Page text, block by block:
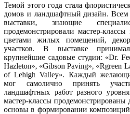
Темой этого года стала
домов и ландшафтный дизайн.
выставки, знающие
продемонстрировали мастер-
цветами жилых помещений,
участков. В выставке
крупнейшие садовые студии: «Dr.
Hazleton», «Gibson Paving», «Rgreen
of Lehigh Valley». Каждый
мог самолично принять
ландшафтных работ разного
мастер-классы продемонстрированы
основы в формировании